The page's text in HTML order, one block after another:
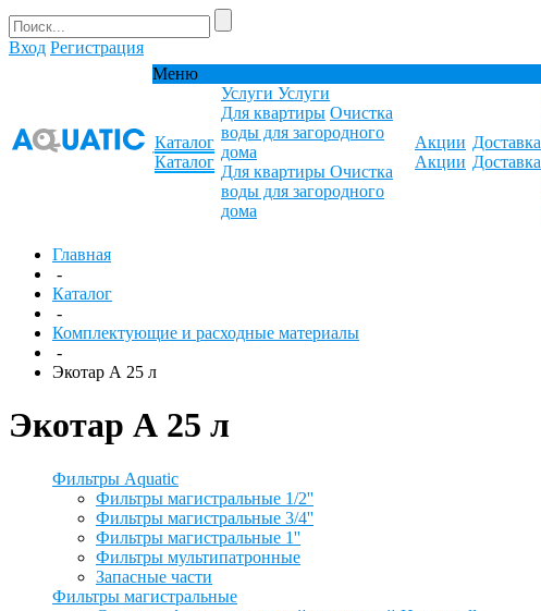
Вход Регистрация
Меню
Каталог
Каталог
Услуги Услуги
Для квартиры Очистка
воды для загородного
дома
Для квартиры Очистка
воды для загородного
дома
Акции
Акции
Доставка
Доставка
Главная
-
Каталог
-
Комплектующие и расходные материалы
-
Экотар А 25 л
Экотар А 25 л
Фильтры Aquatic
Фильтры магистральные 1/2''
Фильтры магистральные 3/4''
Фильтры магистральные 1''
Фильтры мультипатронные
Запасные части
Фильтры магистральные